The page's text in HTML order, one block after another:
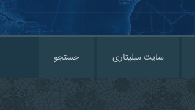
سایت میلیتاری جستجو